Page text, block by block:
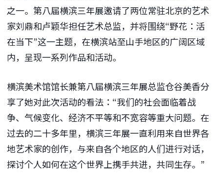
之一。第八届横滨三年展邀请了两位常驻北京的艺术
家刘鼎和卢颖华担任艺术总监，并将围绕“野花：活
在当下”这一主题，在横滨站至山手地区的广阔区域
内，呈现一系列作品和活动。
横滨美术馆馆长兼第八届横滨三年展总监仓谷美香分
享了她对此次活动的看法：“我们的社会面临着战
争、气候变化、经济不平等和不宽容等重大问题。在
过去的二十多年里，横滨三年展一直利用来自世界各
地艺术家的创作，与来自各个地区的人们进行对话，
探讨个人如何在这个世界上携手共进，共同生存。”